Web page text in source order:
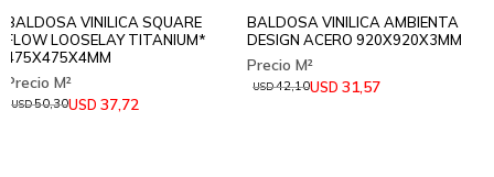
BALDOSA VINILICA SQUARE
FLOW LOOSELAY TITANIUM*
475X475X4MM
USD 37,72
USD50,30
BALDOSA VINILICA AMBIENTA
DESIGN ACERO 920X920X3MM
USD 31,57
USD42,10